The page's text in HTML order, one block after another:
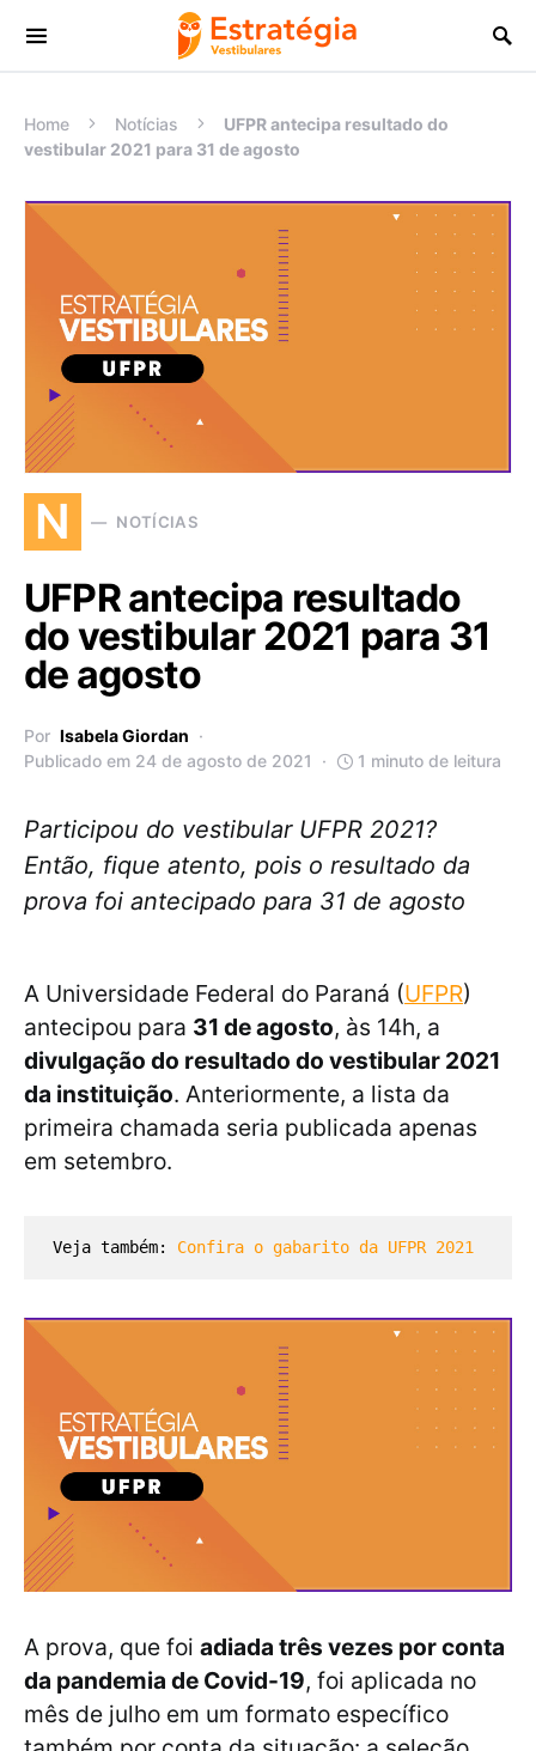
Procurar:
Home Notícias
UFPR antecipa resultado do
vestibular 2021 para 31 de agosto
N NOTÍCIAS
UFPR antecipa resultado
do vestibular 2021 para 31
de agosto
Por Isabela Giordan
Publicado em 24 de agosto de 2021
1 minuto de leitura
Participou do vestibular UFPR 2021?
Então, fique atento, pois o resultado da
prova foi antecipado para 31 de agosto
A Universidade Federal do Paraná (UFPR)
antecipou para 31 de agosto, às 14h, a
divulgação do resultado do vestibular 2021
da instituição. Anteriormente, a lista da
primeira chamada seria publicada apenas
em setembro.
Veja também: Confira o gabarito da UFPR 2021
A prova, que foi adiada três vezes por conta
da pandemia de Covid-19, foi aplicada no
mês de julho em um formato específico